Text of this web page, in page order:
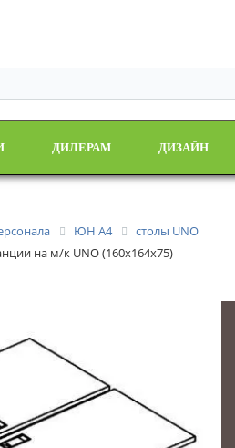
ДИЛЕРАМ ДИЗАЙН
ЮН А4
столы UNO
на м/к UNO (160x164x75)